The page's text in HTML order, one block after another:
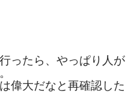
ったら、やっぱり人が
偉大だなと再確認した